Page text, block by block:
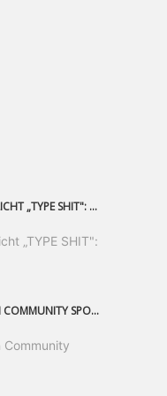
ERIK FEDKO VERÖFFENTLICHT „TYPE SHIT": EINEN 23-MINÜTIGEN MOUNTAINBIKE-FILM, ÜBER DREI JAHRE RUND UM DIE WELT GEDREHT. ZEITGLEICH LAUNCHT ER DIE GLEICHNAMIGE KOLLEKTION SEINER BRAND TYPE. EIN SEGMENT DES FILMS ERSCHEINT SEPARAT AUF RED BULL BIKE.
„TYPE SHIT":
MOUNTAINBIKEN IST EIN COMMUNITY SPORT UND DAS BEWEIST SICH IN DER BIKE REPUBLIC SÖLDEN GERADE EINDRUCKSVOLL AUF ALLEN LEVELN. FREERIDE PROFI, SHAPERIN UND FRISCH GEWÄHLTE SWATCH NINES MVP VERO SANDLER IST BEGEISTERT VON DER VIELFALT DER BIKE DESTINATION, DER NEUEN JUMPLINE UND PLÄDIERT FÜR MUT BEI (FRAUEN) COMMUNITIES. VERO UND IHR VERLOBTER SAM HODGES VERBRINGEN MEHRERE MONATE IN DER BIKE REPUBLIC UND LASSEN UNS DARAN TEILHABEN. UM COMMUNITY GEHT ES AUCH BEI DER PARTNERSCHAFT ZWISCHEN SÖLDEN UND DEM NEUEN RIDERS PARK DONOVALY IN DER SLOWAKEI: DER DORTIGE TOURISMUSDIREKTOR JIRI PEC IST ÜBERZEUGT: VON MEHR BIKEPARKS PROFITIERT DIE GANZE MTB-SZENE – UND MIT DOMINIK LINSER, GESCHÄFTSFÜHRER DER BRS, HAT ER DAMIT DEN PERFEKTEN PARTNER GEFUNDEN.
Community